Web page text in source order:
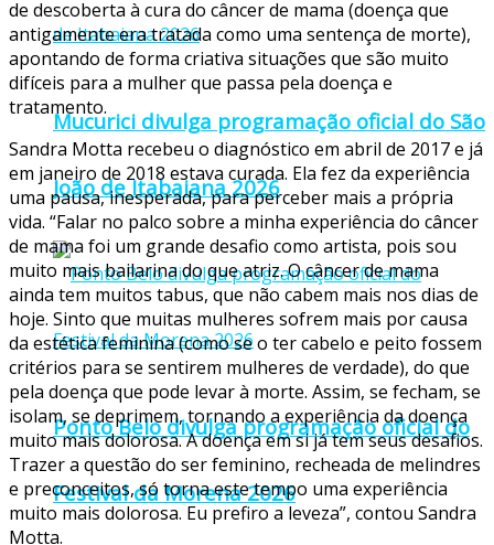
Mucurici divulga programação oficial do São
João de Itabaiana 2026
Ponto Belo divulga programação oficial do
Festival da Morena 2026
de descoberta à cura do câncer de mama (doença que
antigamente era tratada como uma sentença de morte),
apontando de forma criativa situações que são muito
difíceis para a mulher que passa pela doença e
tratamento.
Sandra Motta recebeu o diagnóstico em abril de 2017 e já
em janeiro de 2018 estava curada. Ela fez da experiência
uma pausa, inesperada, para perceber mais a própria
vida. “Falar no palco sobre a minha experiência do câncer
de mama foi um grande desafio como artista, pois sou
muito mais bailarina do que atriz. O câncer de mama
ainda tem muitos tabus, que não cabem mais nos dias de
hoje. Sinto que muitas mulheres sofrem mais por causa
da estética feminina (como se o ter cabelo e peito fossem
critérios para se sentirem mulheres de verdade), do que
pela doença que pode levar à morte. Assim, se fecham, se
isolam, se deprimem, tornando a experiência da doença
muito mais dolorosa. A doença em si já tem seus desafios.
Trazer a questão do ser feminino, recheada de melindres
e preconceitos, só torna este tempo uma experiência
muito mais dolorosa. Eu prefiro a leveza”, contou Sandra
Motta.